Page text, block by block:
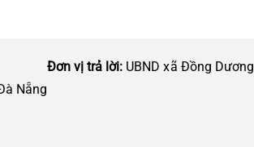
Nẵng
Đơn vị trả lời: UBND xã Đồng Dương